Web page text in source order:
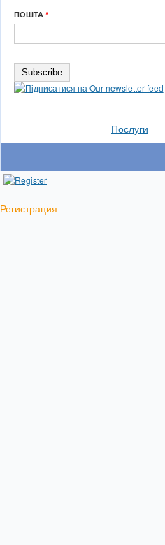
ПОШТА *
Послуги
Регистрация